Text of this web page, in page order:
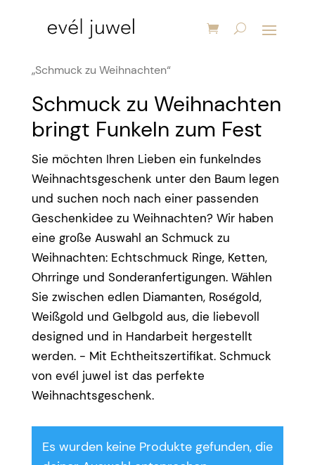
„Schmuck zu Weihnachten“
Schmuck zu Weihnachten
bringt Funkeln zum Fest
Sie möchten Ihren Lieben ein funkelndes
Weihnachtsgeschenk unter den Baum legen
und suchen noch nach einer passenden
Geschenkidee zu Weihnachten? Wir haben
eine große Auswahl an Schmuck zu
Weihnachten: Echtschmuck Ringe, Ketten,
Ohrringe und Sonderanfertigungen. Wählen
Sie zwischen edlen Diamanten, Roségold,
Weißgold und Gelbgold aus, die liebevoll
designed und in Handarbeit hergestellt
werden. - Mit Echtheitszertifikat. Schmuck
von evél juwel ist das perfekte
Weihnachtsgeschenk.
Es wurden keine Produkte gefunden, die